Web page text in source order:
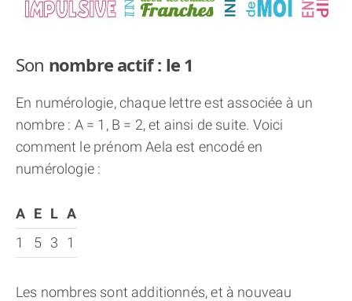
Son nombre actif : le 1
En numérologie, chaque lettre est associée à un
nombre : A = 1, B = 2, et ainsi de suite. Voici
comment le prénom Aela est encodé en
numérologie :
A E L A
1
5 3 1
Les nombres sont additionnés, et à nouveau
70.000 PRÉNOMS
(À PROPOS)